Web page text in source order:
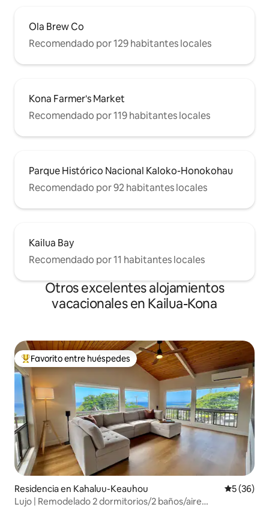
Ola Brew Co
Recomendado por 129 habitantes locales
Kona Farmer's Market
Recomendado por 119 habitantes locales
Parque Histórico Nacional Kaloko-Honokohau
Recomendado por 92 habitantes locales
Kailua Bay
Recomendado por 11 habitantes locales
Otros excelentes alojamientos
vacacionales en Kailua-Kona
De los mejores en Favorito entre huéspedes
Favorito entre huéspedes
Residencia en Kahaluu-Keauhou
5 (36)
Lujo | Remodelado 2 dormitorios/2 baños/aire